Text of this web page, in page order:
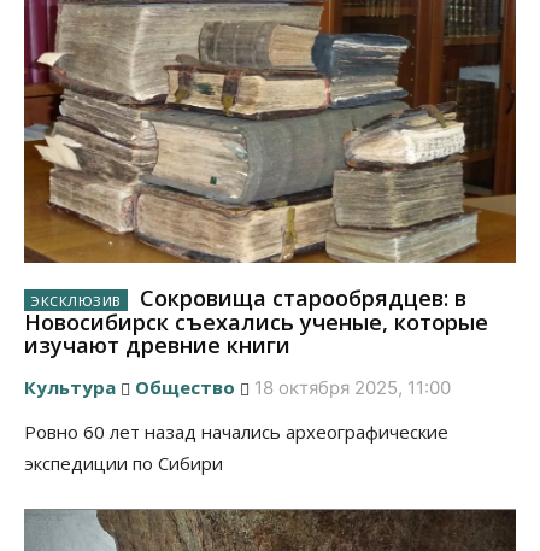
Сокровища старообрядцев: в
Новосибирск съехались ученые, которые
изучают древние книги
Культура Общество 18 октября 2025, 11:00
Ровно 60 лет назад начались археографические
экспедиции по Сибири